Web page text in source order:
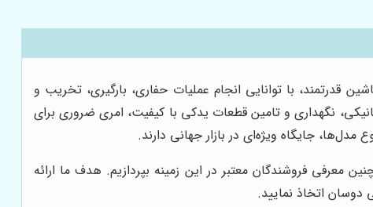
قدرتمند، با توانایی انجام عملیات حفاری، بارگیری، تخریب و
نگهداری و تامین قطعات یدکی با کیفیت، امری ضروری برای
جایگاه ویژه‌ای در بازار جهانی دارند.
معرفی فروشندگان معتبر در این زمینه بپردازیم. هدف ما ارائه
دوسان اتخاذ نمایید.